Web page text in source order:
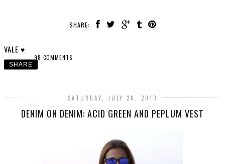
SHARE:
VALE ♥
98 COMMENTS
SHARE
SATURDAY, JULY 20, 2013
DENIM ON DENIM: ACID GREEN AND PEPLUM VEST